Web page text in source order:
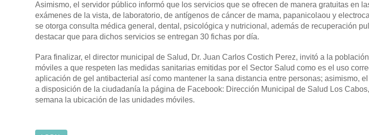
Asimismo, el servidor público informó que los servicios que se ofrecen de manera gratuitas en
exámenes de la vista, de laboratorio, de antígenos de cáncer de mama, papanicolaou y
se otorga consulta médica general, dental, psicológica y nutricional, además de recuperación
destacar que para dichos servicios se entregan 30 fichas por día.
Para finalizar, el director municipal de Salud, Dr. Juan Carlos Costich Perez, invitó a la
móviles a que respeten las medidas sanitarias emitidas por el Sector Salud como es el uso
aplicación de gel antibacterial así como mantener la sana distancia entre personas; asimismo,
a disposición de la ciudadanía la página de Facebook: Dirección Municipal de Salud Los
semana la ubicación de las unidades móviles.